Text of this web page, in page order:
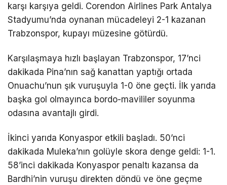
karşı karşıya geldi. Corendon Airlines Park Antalya
Stadyumu’nda oynanan mücadeleyi 2-1 kazanan
Trabzonspor, kupayı müzesine götürdü.
Karşılaşmaya hızlı başlayan Trabzonspor, 17’nci
dakikada Pina’nın sağ kanattan yaptığı ortada
Onuachu’nun şık vuruşuyla 1-0 öne geçti. İlk yarıda
başka gol olmayınca bordo-mavililer soyunma
odasına avantajlı girdi.
İkinci yarıda Konyaspor etkili başladı. 50’nci
dakikada Muleka’nın golüyle skora denge geldi: 1-1.
58’inci dakikada Konyaspor penaltı kazansa da
Bardhi’nin vuruşu direkten döndü ve öne geçme